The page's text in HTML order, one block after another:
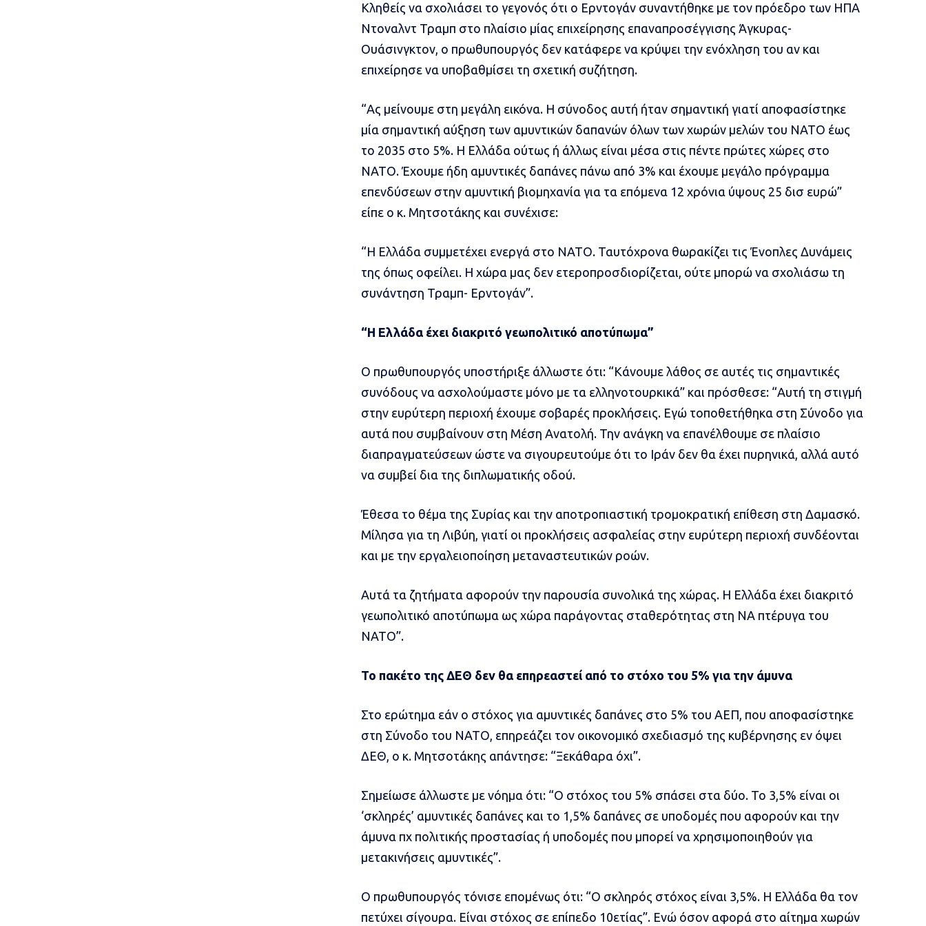
Κληθείς να σχολιάσει το γεγονός ότι ο Ερντογάν συναντήθηκε με τον πρόεδρο των ΗΠΑ
Ντοναλντ Τραμπ στο πλαίσιο μίας επιχείρησης επαναπροσέγγισης Άγκυρας-
Ουάσινγκτον, ο πρωθυπουργός δεν κατάφερε να κρύψει την ενόχληση του αν και
επιχείρησε να υποβαθμίσει τη σχετική συζήτηση.
“Ας μείνουμε στη μεγάλη εικόνα. Η σύνοδος αυτή ήταν σημαντική γιατί αποφασίστηκε
μία σημαντική αύξηση των αμυντικών δαπανών όλων των χωρών μελών του ΝΑΤΟ έως
το 2035 στο 5%. Η Ελλάδα ούτως ή άλλως είναι μέσα στις πέντε πρώτες χώρες στο
ΝΑΤΟ. Έχουμε ήδη αμυντικές δαπάνες πάνω από 3% και έχουμε μεγάλο πρόγραμμα
επενδύσεων στην αμυντική βιομηχανία για τα επόμενα 12 χρόνια ύψους 25 δισ ευρώ”
είπε ο κ. Μητσοτάκης και συνέχισε:
“Η Ελλάδα συμμετέχει ενεργά στο ΝΑΤΟ. Ταυτόχρονα θωρακίζει τις Ένοπλες Δυνάμεις
της όπως οφείλει. Η χώρα μας δεν ετεροπροσδιορίζεται, ούτε μπορώ να σχολιάσω τη
συνάντηση Τραμπ- Ερντογάν”.
“Η Ελλάδα έχει διακριτό γεωπολιτικό αποτύπωμα”
Ο πρωθυπουργός υποστήριξε άλλωστε ότι: “Κάνουμε λάθος σε αυτές τις σημαντικές
συνόδους να ασχολούμαστε μόνο με τα ελληνοτουρκικά” και πρόσθεσε: “Αυτή τη στιγμή
στην ευρύτερη περιοχή έχουμε σοβαρές προκλήσεις. Εγώ τοποθετήθηκα στη Σύνοδο για
αυτά που συμβαίνουν στη Μέση Ανατολή. Την ανάγκη να επανέλθουμε σε πλαίσιο
διαπραγματεύσεων ώστε να σιγουρευτούμε ότι το Ιράν δεν θα έχει πυρηνικά, αλλά αυτό
να συμβεί δια της διπλωματικής οδού.
Έθεσα το θέμα της Συρίας και την αποτροπιαστική τρομοκρατική επίθεση στη Δαμασκό.
Μίλησα για τη Λιβύη, γιατί οι προκλήσεις ασφαλείας στην ευρύτερη περιοχή συνδέονται
και με την εργαλειοποίηση μεταναστευτικών ροών.
Αυτά τα ζητήματα αφορούν την παρουσία συνολικά της χώρας. Η Ελλάδα έχει διακριτό
γεωπολιτικό αποτύπωμα ως χώρα παράγοντας σταθερότητας στη ΝΑ πτέρυγα του
ΝΑΤΟ”.
Το πακέτο της ΔΕΘ δεν θα επηρεαστεί από το στόχο του 5% για την άμυνα
Στο ερώτημα εάν ο στόχος για αμυντικές δαπάνες στο 5% του ΑΕΠ, που αποφασίστηκε
στη Σύνοδο του ΝΑΤΟ, επηρεάζει τον οικονομικό σχεδιασμό της κυβέρνησης εν όψει
ΔΕΘ, ο κ. Μητσοτάκης απάντησε: “Ξεκάθαρα όχι”.
Σημείωσε άλλωστε με νόημα ότι: “Ο στόχος του 5% σπάσει στα δύο. Το 3,5% είναι οι
‘σκληρές’ αμυντικές δαπάνες και το 1,5% δαπάνες σε υποδομές που αφορούν και την
άμυνα πχ πολιτικής προστασίας ή υποδομές που μπορεί να χρησιμοποιηθούν για
μετακινήσεις αμυντικές”.
Ο πρωθυπουργός τόνισε επομένως ότι: “Ο σκληρός στόχος είναι 3,5%. Η Ελλάδα θα τον
πετύχει σίγουρα. Είναι στόχος σε επίπεδο 10ετίας”. Ενώ όσον αφορά στο αίτημα χωρών